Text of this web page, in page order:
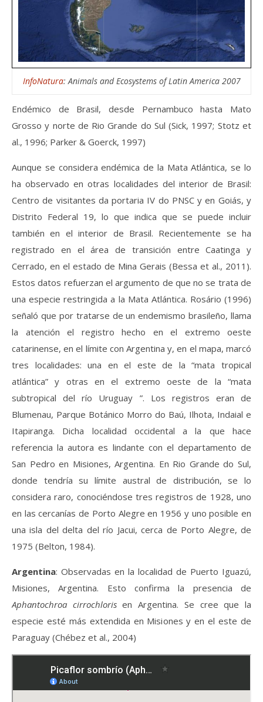
InfoNatura: Animals and Ecosystems of Latin America 2007
Endémico de Brasil, desde Pernambuco hasta Mato
Grosso y norte de Rio Grande do Sul (Sick, 1997; Stotz et
al., 1996; Parker & Goerck, 1997)
Aunque se considera endémica de la Mata Atlántica, se lo
ha observado en otras localidades del interior de Brasil:
Centro de visitantes da portaria IV do PNSC y en Goiás, y
Distrito Federal 19, lo que indica que se puede incluir
también en el interior de Brasil. Recientemente se ha
registrado en el área de transición entre Caatinga y
Cerrado, en el estado de Mina Gerais (Bessa et al., 2011).
Estos datos refuerzan el argumento de que no se trata de
una especie restringida a la Mata Atlántica. Rosário (1996)
señaló que por tratarse de un endemismo brasileño, llama
la atención el registro hecho en el extremo oeste
catarinense, en el límite con Argentina y, en el mapa, marcó
tres localidades: una en el este de la “mata tropical
atlántica” y otras en el extremo oeste de la “mata
subtropical del río Uruguay ”. Los registros eran de
Blumenau, Parque Botánico Morro do Baú, Ilhota, Indaial e
Itapiranga. Dicha localidad occidental a la que hace
referencia la autora es lindante con el departamento de
San Pedro en Misiones, Argentina. En Rio Grande do Sul,
donde tendría su límite austral de distribución, se lo
considera raro, conociéndose tres registros de 1928, uno
en las cercanías de Porto Alegre en 1956 y uno posible en
una isla del delta del río Jacui, cerca de Porto Alegre, de
1975 (Belton, 1984).
Argentina: Observadas en la localidad de Puerto Iguazú,
Misiones, Argentina. Esto confirma la presencia de
Aphantochroa cirrochlorisen Argentina. Se cree que la
especie esté más extendida en Misiones y en el este de
Paraguay (Chébez et al., 2004)